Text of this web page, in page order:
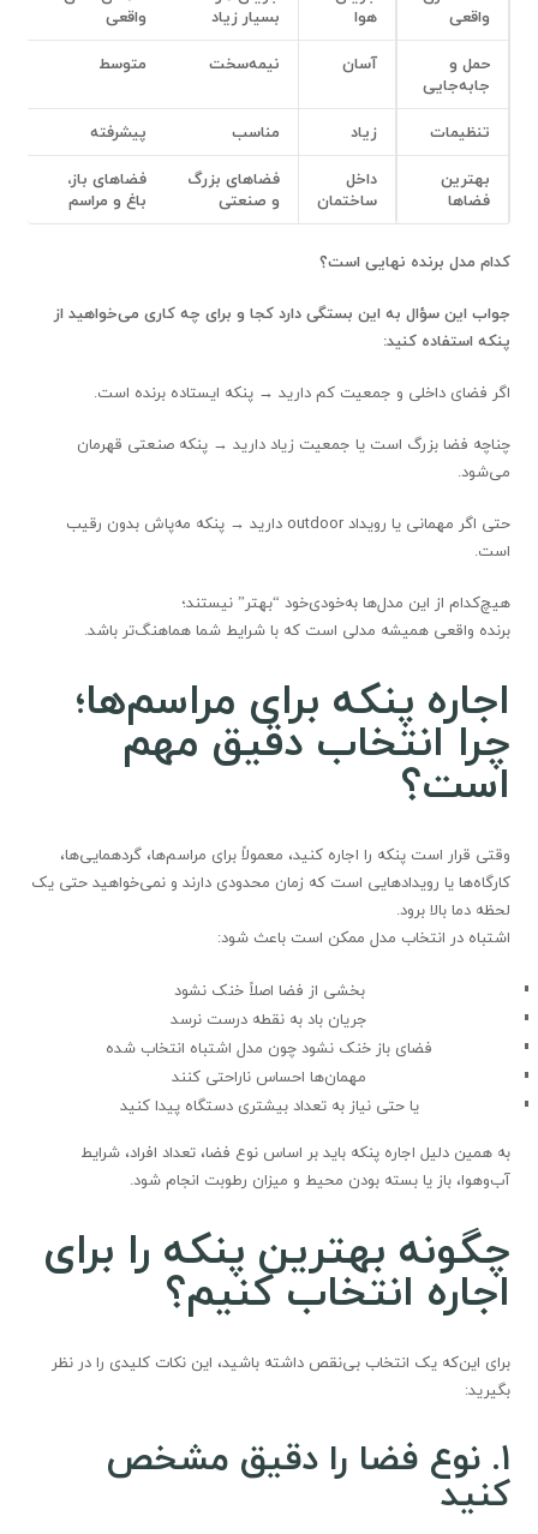
واقعی
هوا
بسیار زیاد
واقعی
حمل و
جابه‌جایی
آسان نیمه‌سخت متوسط
تنظیمات زیاد مناسب
پیشرفته
بهترین
فضاها
داخل
ساختمان
فضاهای بزرگ
و صنعتی
فضاهای باز،
باغ و مراسم
کدام مدل برنده نهایی است؟
جواب این سؤال به این بستگی دارد کجا و برای چه کاری می‌خواهید از
پنکه استفاده کنید:
اگر فضای داخلی و جمعیت کم دارید → پنکه ایستاده برنده است.
چناچه فضا بزرگ است یا جمعیت زیاد دارید → پنکه صنعتی قهرمان
می‌شود.
حتی اگر مهمانی یا رویداد outdoor دارید → پنکه مه‌پاش بدون رقیب
است.
هیچ‌کدام از این مدل‌ها به‌خودی‌خود “بهتر” نیستند؛
برنده واقعی همیشه مدلی است که با شرایط شما هماهنگ‌تر باشد.
اجاره پنکه برای مراسم‌ها؛
چرا انتخاب دقیق مهم
است؟
وقتی قرار است پنکه را اجاره کنید، معمولاً برای مراسم‌ها، گردهمایی‌ها،
کارگاه‌ها یا رویدادهایی است که زمان محدودی دارند و نمی‌خواهید حتی یک
لحظه دما بالا برود.
اشتباه در انتخاب مدل ممکن است باعث شود:
بخشی از فضا اصلاً خنک نشود
جریان باد به نقطه درست نرسد
فضای باز خنک نشود چون مدل اشتباه انتخاب شده
مهمان‌ها احساس ناراحتی کنند
یا حتی نیاز به تعداد بیشتری دستگاه پیدا کنید
به همین دلیل اجاره پنکه باید بر اساس نوع فضا، تعداد افراد، شرایط
آب‌وهوا، باز یا بسته بودن محیط و میزان رطوبت انجام شود.
چگونه بهترین پنکه را برای
اجاره انتخاب کنیم؟
برای این‌که یک انتخاب بی‌نقص داشته باشید، این نکات کلیدی را در نظر
بگیرید:
۱. نوع فضا را دقیق مشخص
کنید